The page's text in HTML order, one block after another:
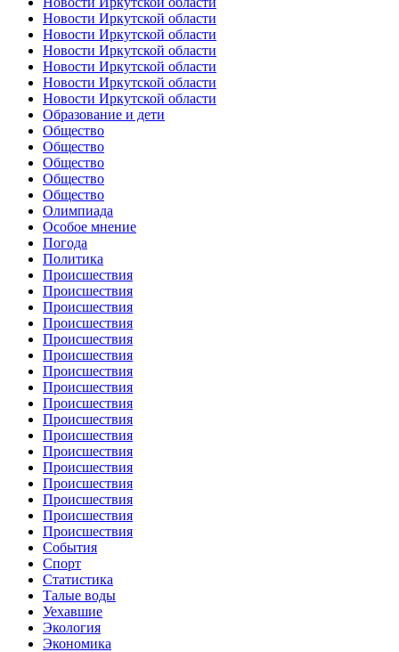
Новости Иркутской области
Новости Иркутской области
Новости Иркутской области
Новости Иркутской области
Новости Иркутской области
Новости Иркутской области
Образование и дети
Общество
Общество
Общество
Общество
Общество
Олимпиада
Особое мнение
Погода
Политика
Происшествия
Происшествия
Происшествия
Происшествия
Происшествия
Происшествия
Происшествия
Происшествия
Происшествия
Происшествия
Происшествия
Происшествия
Происшествия
Происшествия
Происшествия
Происшествия
Происшествия
События
Спорт
Статистика
Талые воды
Уехавшие
Экология
Экономика